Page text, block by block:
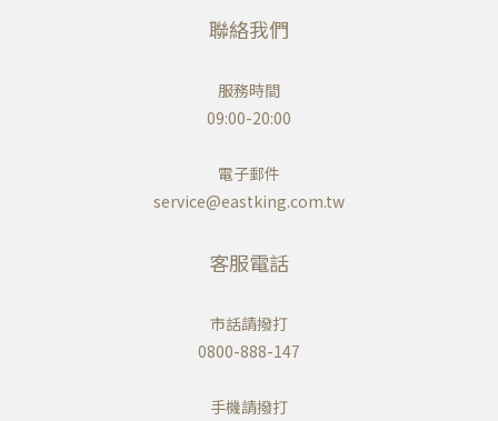
聯絡我們
服務時間
09:00-20:00
電子郵件
service@eastking.com.tw
客服電話
市話請撥打
0800-888-147
手機請撥打